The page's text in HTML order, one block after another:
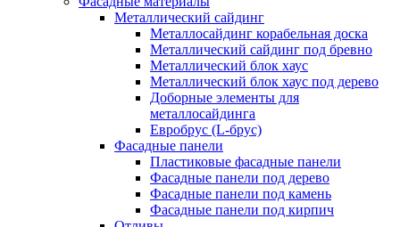
Металлический сайдинг
Металлосайдинг корабельная доска
Металлический сайдинг под бревно
Металлический блок хаус
Металлический блок хаус под дерево
Доборные элементы для
металлосайдинга
Евробрус (L-брус)
Фасадные панели
Пластиковые фасадные панели
Фасадные панели под дерево
Фасадные панели под камень
Фасадные панели под кирпич